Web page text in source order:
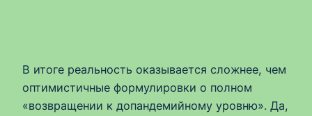
В итоге реальность оказывается сложнее, чем
оптимистичные формулировки о полном
«возвращении к допандемийному уровню». Да,